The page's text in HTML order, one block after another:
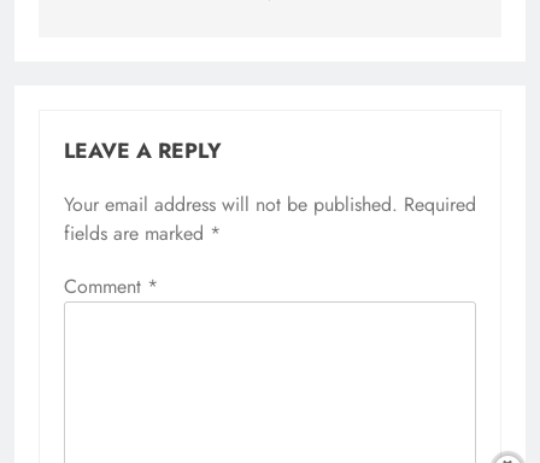
LEAVE A REPLY
Your email address will not be published. Required
fields are marked *
Comment *